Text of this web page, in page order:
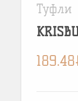
Туфли
189.48